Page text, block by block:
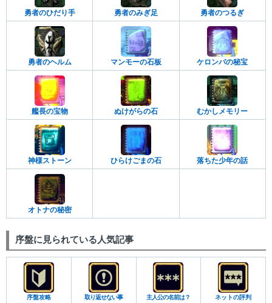
勇者のひだり手 勇者のみぎ足 勇者のつるぎ
勇者のヘルム マンモーの石板 ケロンパの秘宝
艦長の宝物 ぬけがらの石 むかしメモリー
神様ストーン ひらけごまの石 落ちた少年の話
オトナの秘密
序盤に見られている人気記事
序盤攻略 取り返せない事 主人公の名前は？ ネットの評判